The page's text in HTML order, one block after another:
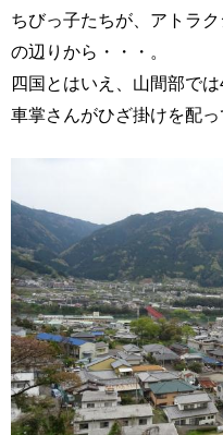
ちびっ子たちが、アトラ
の辺りから・・・。
四国とはいえ、山間部で
車掌さんがひざ掛けを配っ